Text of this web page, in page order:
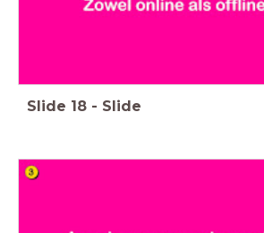
Slide 18 - Slide